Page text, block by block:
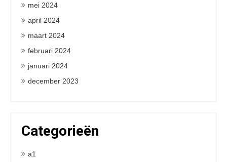
mei 2024
april 2024
maart 2024
februari 2024
januari 2024
december 2023
Categorieën
a1